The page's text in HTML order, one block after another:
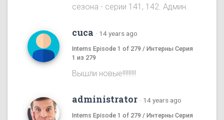
сезона - серии 141, 142. Админ.
cuca · 14 years ago
Interns Episode 1 of 279 / Интерны Серия
1 из 279
Вышли новые!!!!!!!!!
administrator · 14 years ago
Interns Episode 1 of 279 / Интерны Серия